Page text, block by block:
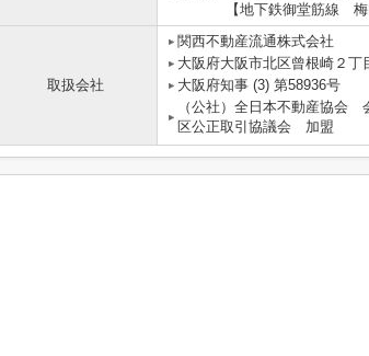
【地下鉄御堂筋線 梅田
取扱会社
関西不動産流通
大阪府大阪市北区曾根崎２丁
大阪府知事 (3) 第58936号
（公社）全日本不動産協会
区公正取引協議会 加盟